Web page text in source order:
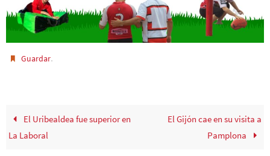
Guardar.
El Uribealdea fue superior en
La Laboral
El Gijón cae en su visita a
Pamplona